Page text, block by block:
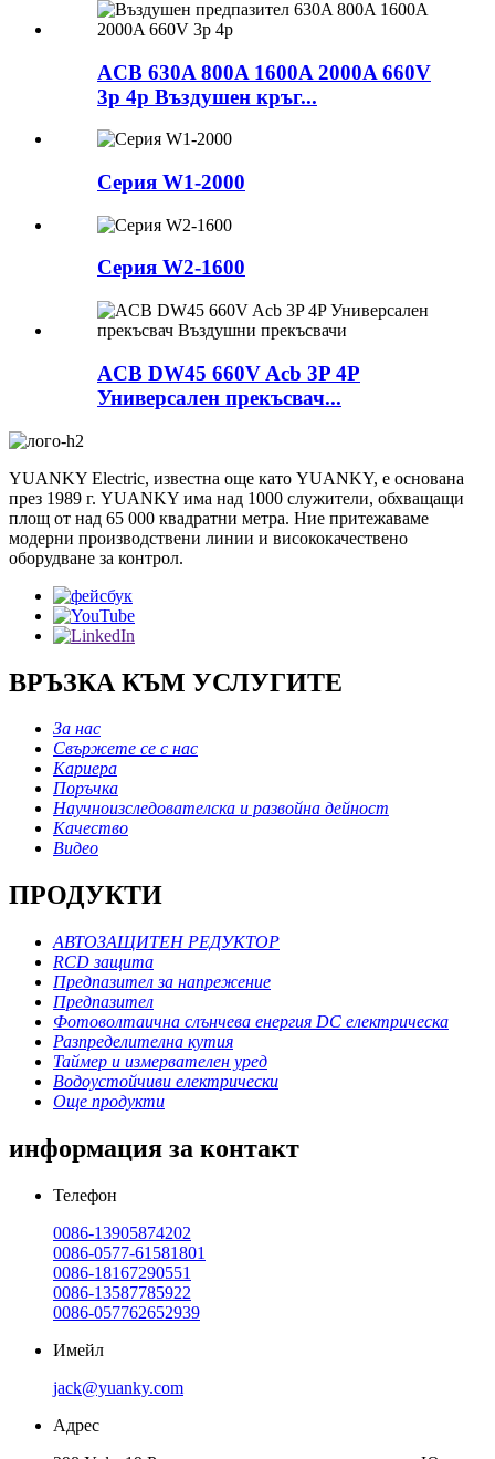
ACB 630A 800A 1600A 2000A 660V
3p 4p Въздушен кръг...
Серия W1-2000
Серия W2-1600
ACB DW45 660V Acb 3P 4P
Универсален прекъсвач...
YUANKY Electric, известна още като YUANKY, е основана
през 1989 г. YUANKY има над 1000 служители, обхващащи
площ от над 65 000 квадратни метра. Ние притежаваме
модерни производствени линии и висококачествено
оборудване за контрол.
ВРЪЗКА КЪМ УСЛУГИТЕ
За нас
Свържете се с нас
Кариера
Поръчка
Научноизследователска и развойна дейност
Качество
Видео
ПРОДУКТИ
АВТОЗАЩИТЕН РЕДУКТОР
RCD защита
Предпазител за напрежение
Предпазител
Фотоволтаична слънчева енергия DC електрическа
Разпределителна кутия
Таймер и измервателен уред
Водоустойчиви електрически
Още продукти
информация за контакт
Телефон
0086-13905874202
0086-0577-61581801
0086-18167290551
0086-13587785922
0086-057762652939
Имейл
jack@yuanky.com
Адрес